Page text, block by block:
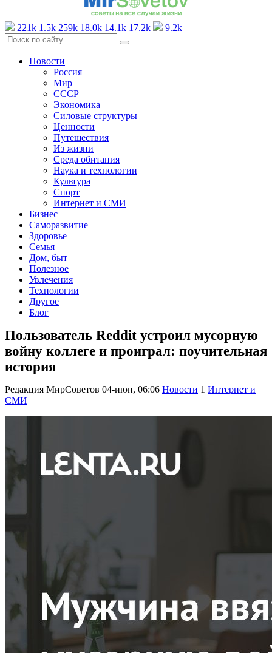
221k 1.5k 259k 18.0k 14.1k 17.2k 9.2k
Новости
Россия
Мир
СССР
Экономика
Силовые структуры
Ценности
Путешествия
Из жизни
Среда обитания
Наука и технологии
Культура
Спорт
Интернет и СМИ
Бизнес
Саморазвитие
Здоровье
Семья
Дом, быт
Полезное
Увлечения
Технологии
Другое
Блог
Пользователь Reddit устроил мусорную
войну коллеге и проиграл: поучительная
история
Редакция МирСоветов 04-июн, 06:06 Новости 1 Интернет и
СМИ